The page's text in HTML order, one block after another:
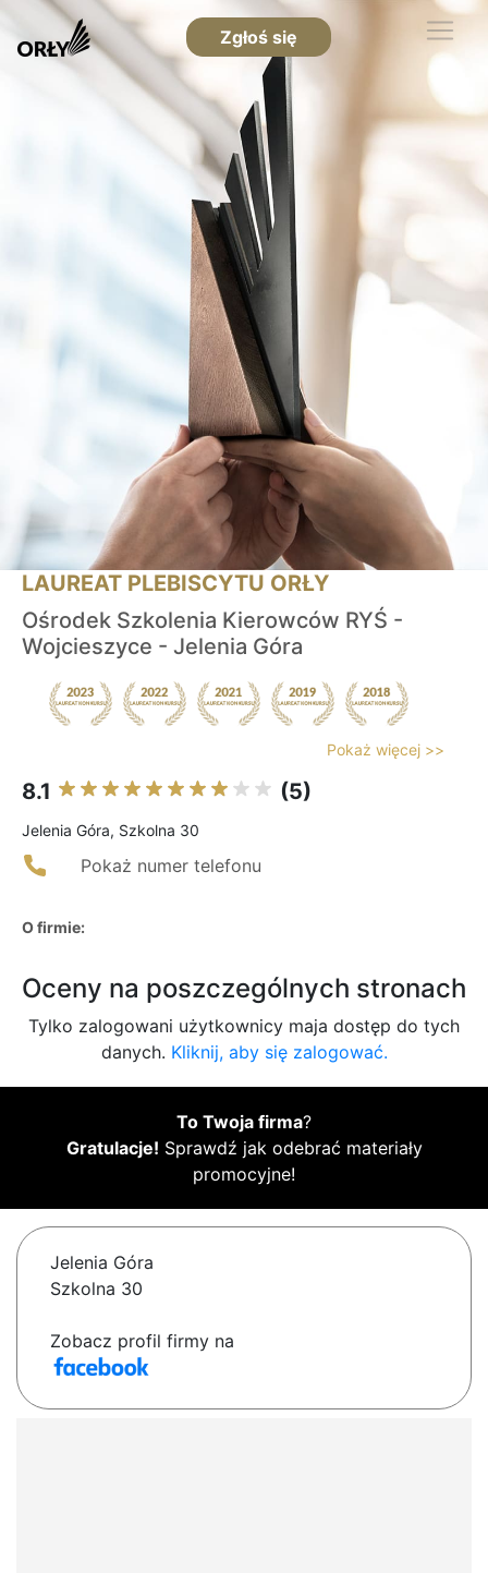
Zgłoś się
LAUREAT PLEBISCYTU ORŁY
Ośrodek Szkolenia Kierowców RYŚ -
Wojcieszyce - Jelenia Góra
Pokaż więcej >>
8.1 (5)
Jelenia Góra, Szkolna 30
Pokaż numer telefonu
O firmie:
Oceny na poszczególnych stronach
Tylko zalogowani użytkownicy maja dostęp do tych
danych. Kliknij, aby się zalogować.
To Twoja firma?
Gratulacje! Sprawdź jak odebrać materiały
promocyjne!
Jelenia Góra
Szkolna 30
Zobacz profil firmy na